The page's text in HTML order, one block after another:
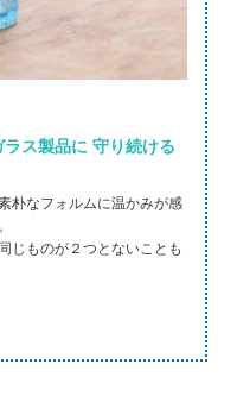
ス製品に 守り続ける
朴なフォルムに温かみが感
じものが２つとないことも